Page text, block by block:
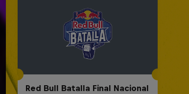
Red Bull Batalla Final Nacional